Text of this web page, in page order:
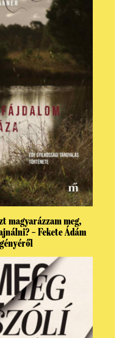
magyarázzam meg,
– Fekete Ádám